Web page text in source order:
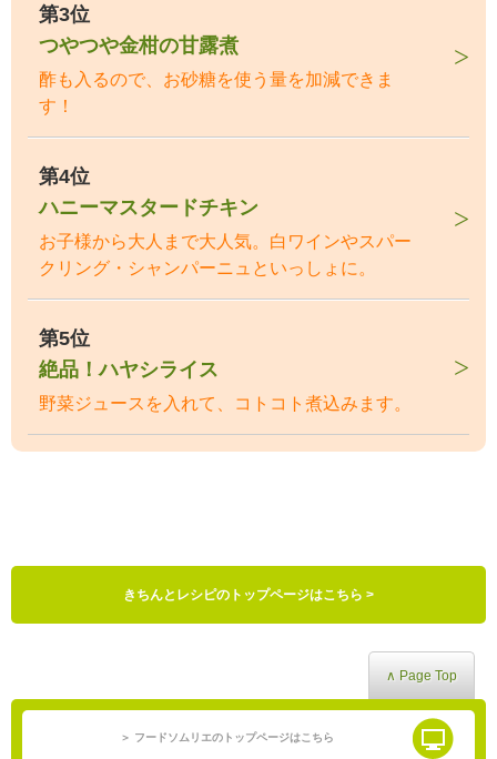
第3位
つやつや金柑の甘露煮
酢も入るので、お砂糖を使う量を加減できま
す！
第4位
ハニーマスタードチキン
お子様から大人まで大人気。白ワインやスパー
クリング・シャンパーニュといっしょに。
第5位
絶品！ハヤシライス
野菜ジュースを入れて、コトコト煮込みます。
きちんとレシピのトップページはこちら >
∧ Page Top
＞ フードソムリエのトップページはこちら